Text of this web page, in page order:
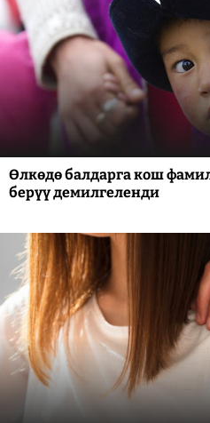
Өлкөдө балдарга кош
берүү демилгеленди